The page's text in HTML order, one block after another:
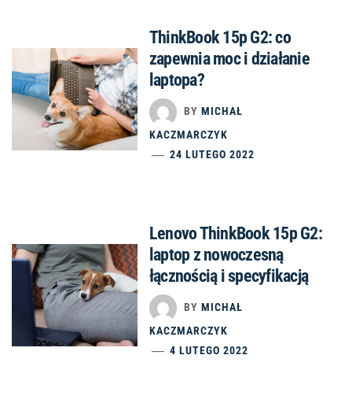
ThinkBook 15p G2: co
zapewnia moc i działanie
laptopa?
BY MICHAŁ
KACZMARCZYK
24 LUTEGO 2022
Lenovo ThinkBook 15p G2:
laptop z nowoczesną
łącznością i specyfikacją
BY MICHAŁ
KACZMARCZYK
4 LUTEGO 2022